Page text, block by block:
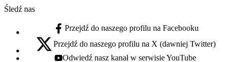
Śledź nas
facebook - otwiera się w nowej karcie
Przejdź do naszego profilu na Facebooku
x - otwiera się w nowej karcie
Przejdź do naszego profilu na X (dawniej Twitter)
Odwiedź nasz kanał w serwisie YouTube